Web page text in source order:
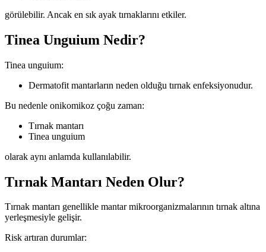
görülebilir. Ancak en sık ayak tırnaklarını etkiler.
Tinea Unguium Nedir?
Tinea unguium:
Dermatofit mantarların neden olduğu tırnak enfeksiyonudur.
Bu nedenle onikomikoz çoğu zaman:
Tırnak mantarı
Tinea unguium
olarak aynı anlamda kullanılabilir.
Tırnak Mantarı Neden Olur?
Tırnak mantarı genellikle mantar mikroorganizmalarının tırnak altına
yerleşmesiyle gelişir.
Risk artıran durumlar: